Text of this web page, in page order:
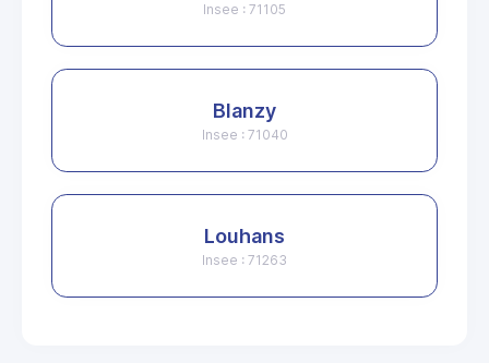
Insee : 71105
Blanzy
Insee : 71040
Louhans
Insee : 71263